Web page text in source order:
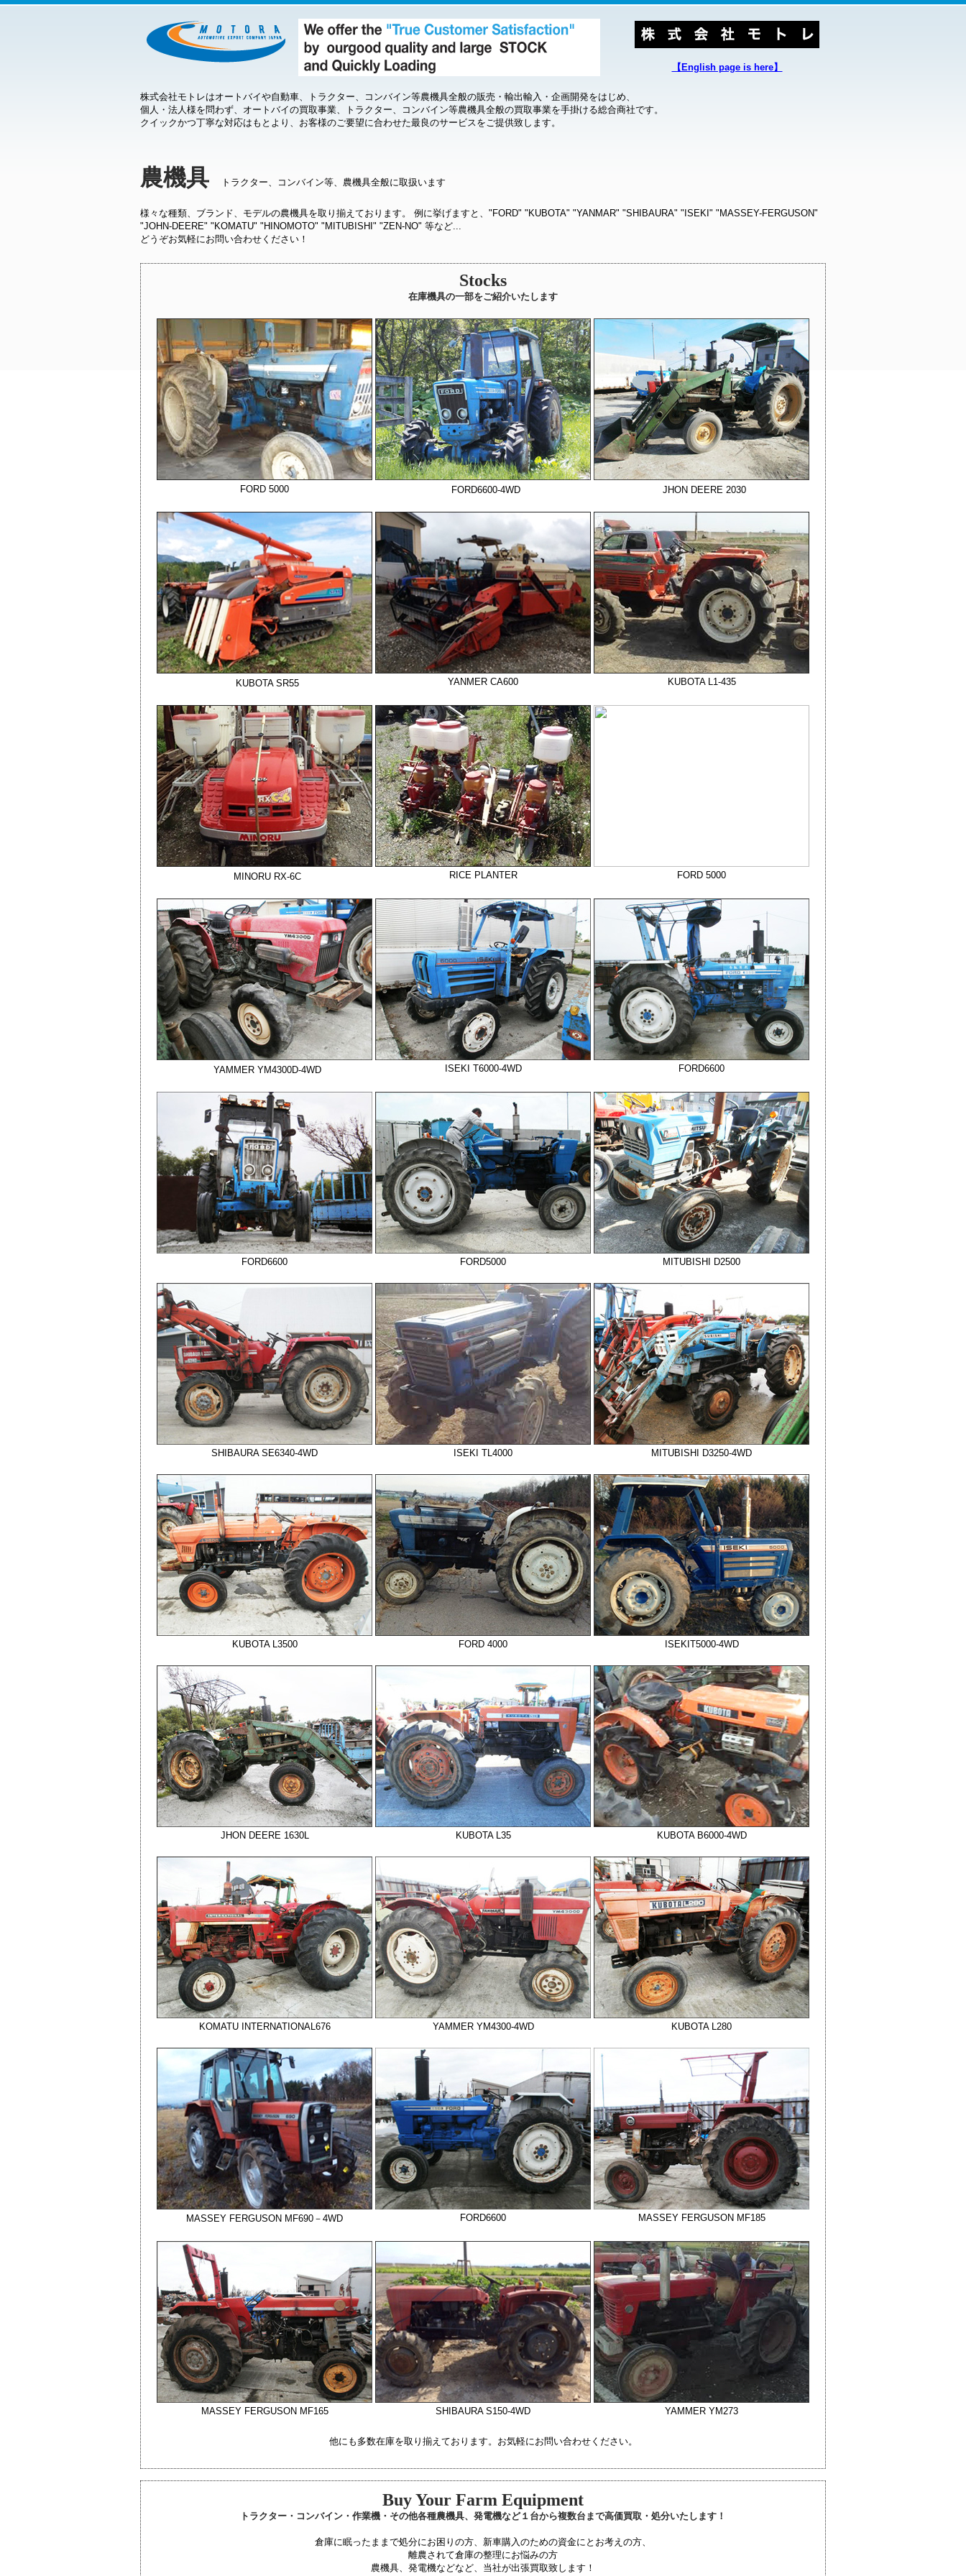
【English page is here】
株式会社モトレはオートバイや自動車、トラクター、コンバイン等農機具全般の販売・輸出輸入・企画開発をはじめ、
個人・法人様を問わず、オートバイの買取事業、トラクター、コンバイン等農機具全般の買取事業を手掛ける総合商社です。
クイックかつ丁寧な対応はもとより、お客様のご要望に合わせた最良のサービスをご提供致します。
農機具 トラクター、コンバイン等、農機具全般に取扱います
様々な種類、ブランド、モデルの農機具を取り揃えております。 例に挙げますと、"FORD" "KUBOTA" "YANMAR" "SHIBAURA" "ISEKI" "MASSEY-FERGUSON"
"JOHN-DEERE" "KOMATU" "HINOMOTO" "MITUBISHI" "ZEN-NO" 等など...
どうぞお気軽にお問い合わせください！
Stocks
在庫機具の一部をご紹介いたします
FORD 5000 FORD6600-4WD JHON DEERE 2030
KUBOTA SR55 YANMER CA600 KUBOTA L1-435
MINORU RX-6C RICE PLANTER FORD 5000
YAMMER YM4300D-4WD ISEKI T6000-4WD FORD6600
FORD6600 FORD5000 MITUBISHI D2500
SHIBAURA SE6340-4WD ISEKI TL4000 MITUBISHI D3250-4WD
KUBOTA L3500 FORD 4000 ISEKIT5000-4WD
JHON DEERE 1630L KUBOTA L35 KUBOTA B6000-4WD
KOMATU INTERNATIONAL676 YAMMER YM4300-4WD KUBOTA L280
MASSEY FERGUSON MF690－4WD FORD6600 MASSEY FERGUSON MF185
MASSEY FERGUSON MF165 SHIBAURA S150-4WD YAMMER YM273
他にも多数在庫を取り揃えております。お気軽にお問い合わせください。
Buy Your Farm Equipment
トラクター・コンバイン・作業機・その他各種農機具、発電機など１台から複数台まで高価買取・処分いたします！
倉庫に眠ったままで処分にお困りの方、新車購入のための資金にとお考えの方、
離農されて倉庫の整理にお悩みの方
農機具、発電機などなど、当社が出張買取致します！